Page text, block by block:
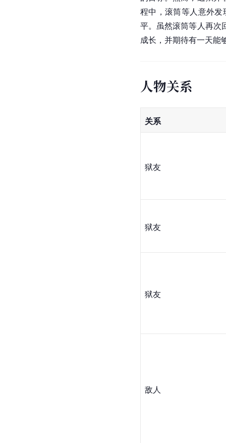
程中，滚筒等人意外
平。虽然滚筒等人再次
成长，并期待有一天能
人物关系
关系
狱友
狱友
狱友
敌人